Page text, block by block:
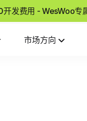
发费用 - WesWoo专
市场方向